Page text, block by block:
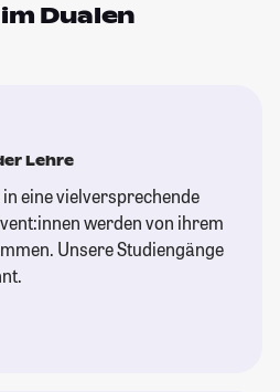
Dualen
Lehre
eine vielversprechende
werden von ihrem
Unsere Studiengänge